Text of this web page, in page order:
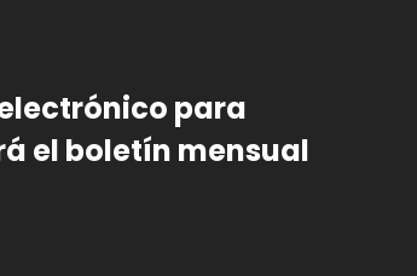
para
el boletín mensual